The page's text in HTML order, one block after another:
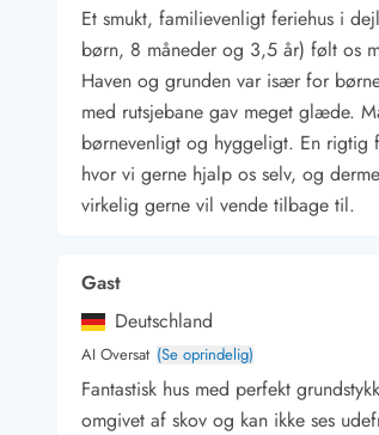
Vandring langs Vestkysten
Vandski for hele familien
Sejlads langs Vestkysten
Kulturaktiviteter
Historiske museer
Kunstmuseer
Kunsthåndværk og gallerier
Kulinariske oplevelser
Hold jul i sommerhuset
Kontakt Bjerregård Kontakt SøndervigKontakt
Et smukt, familievenligt feriehus i
børn, 8 måneder og 3,5 år) følt os
Haven og grunden var især for
med rutsjebane gav meget glæde.
børnevenligt og hyggeligt. En rigtig
hvor vi gerne hjalp os selv, og
virkelig gerne vil vende tilbage til.
Gast
Deutschland
AI Oversat (Se oprindelig)
Fantastisk hus med perfekt
omgivet af skov og kan ikke ses